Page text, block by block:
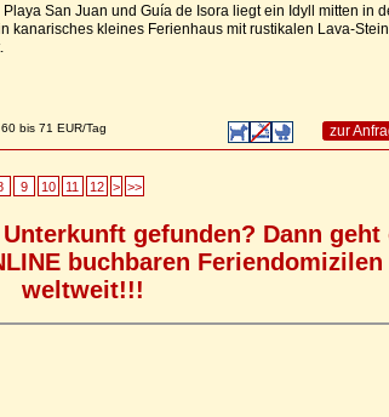
San Juan und Guía de Isora liegt ein Idyll mitten in
kanarisches kleines Ferienhaus mit rustikalen Lava-
bis 71 EUR/Tag zur
9 10 11 12 > >>
gefunden? Dann geht
buchbaren Feriendomizilen
weltweit!!!